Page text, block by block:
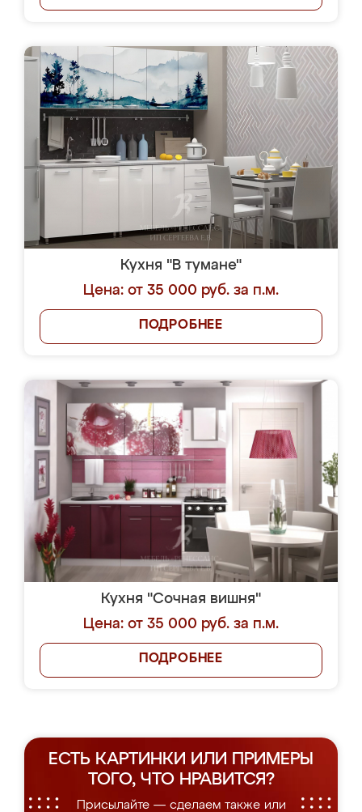
Кухня "В тумане"
Цена: от 35 000 руб. за п.м.
ПОДРОБНЕЕ
Кухня "Сочная вишня"
Цена: от 35 000 руб. за п.м.
ПОДРОБНЕЕ
ЕСТЬ КАРТИНКИ ИЛИ ПРИМЕРЫ
ТОГО, ЧТО НРАВИТСЯ?
Присылайте — сделаем также или